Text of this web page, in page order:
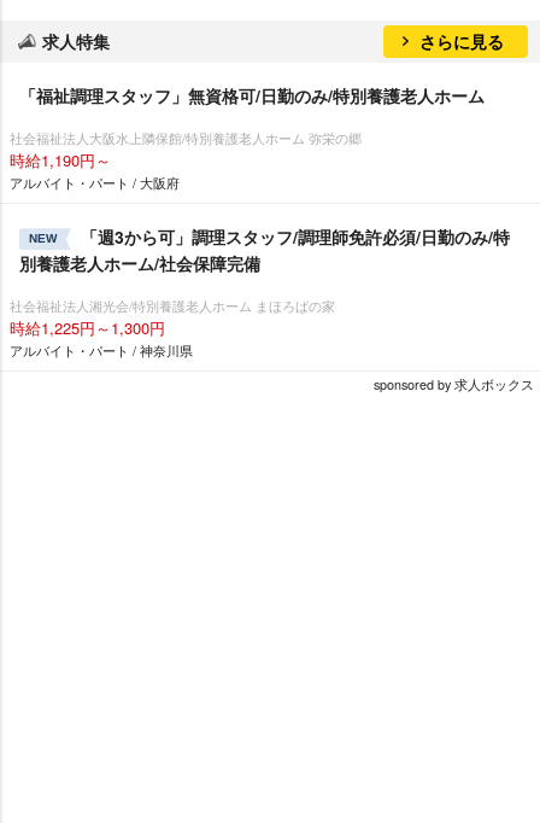
求人特集 さらに見る
「福祉調理スタッフ」無資格可/日勤のみ/特別養護老人ホーム
社会福祉法人大阪水上隣保館/特別養護老人ホーム 弥栄の郷
時給1,190円～
アルバイト・パート / 大阪府
NEW
「週3から可」調理スタッフ/調理師免許必須/日勤のみ/特
別養護老人ホーム/社会保障完備
社会福祉法人湘光会/特別養護老人ホーム まほろばの家
時給1,225円～1,300円
アルバイト・パート / 神奈川県
sponsored by 求人ボックス